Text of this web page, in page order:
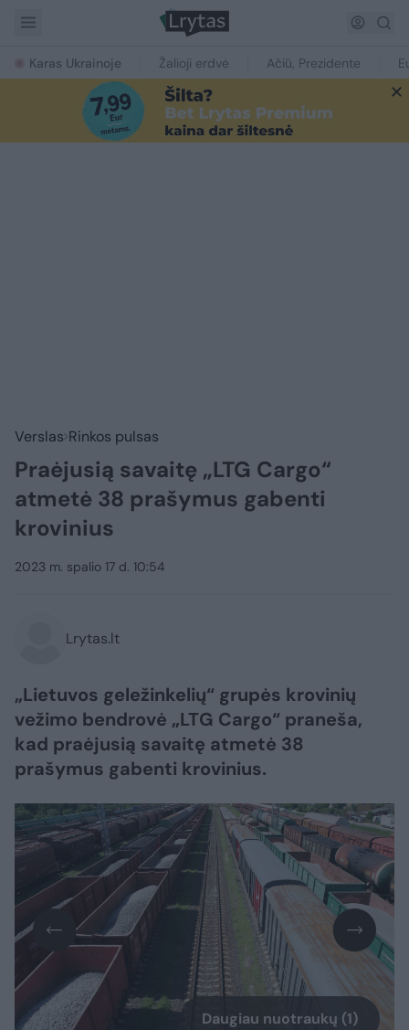
Karas Ukrainoje Žalioji erdvė Ačiū, Prezidente
Verslas Rinkos pulsas
Praėjusią savaitę „LTG Cargo“
atmetė 38 prašymus gabenti
krovinius
2023 m. spalio 17 d. 10:54
Lrytas.lt
„Lietuvos geležinkelių“ grupės krovinių
vežimo bendrovė „LTG Cargo“ praneša,
kad praėjusią savaitę atmetė 38
prašymus gabenti krovinius.
Daugiau nuotraukų (1)